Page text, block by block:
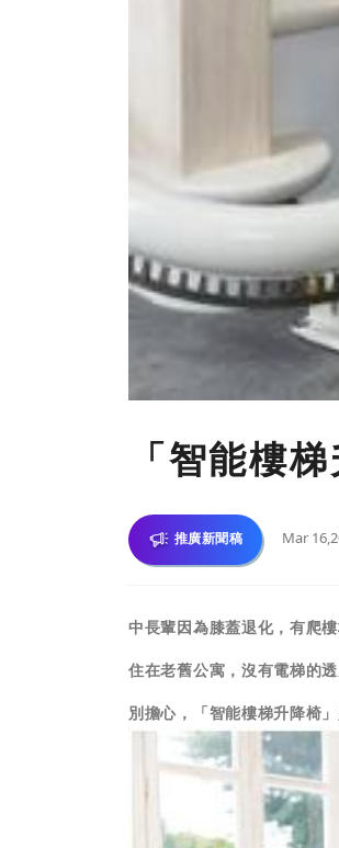
「智能樓
推廣新聞稿 Mar
中長輩因為膝蓋退化， 有爬
住在老舊公寓，沒有電梯的
別擔心，「智能樓梯升降椅